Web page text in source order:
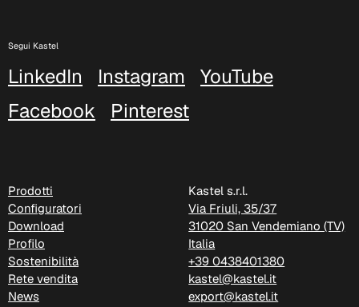
Segui Kastel
LinkedIn Instagram
YouTube
Facebook
Pinterest
Prodotti
Configuratori
Download
Profilo
Sostenibilità
Rete vendita
News
Kastel s.r.l.
Via Friuli, 35/37
31020 San Vendemiano (TV)
Italia
+39 0438401380
kastel@kastel.it
export@kastel.it